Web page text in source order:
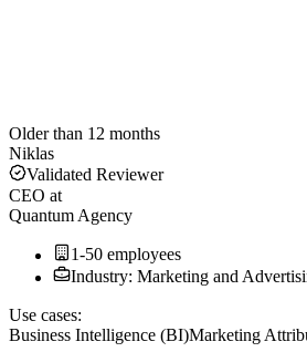
Older than 12 months
Niklas
Validated Reviewer
CEO at
Quantum Agency
1-50 employees
Industry: Marketing and
Use cases:
Business Intelligence (BI)Marketing